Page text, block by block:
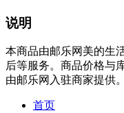
说明
本商品由邮乐网美的生
后等服务。商品价格与
由邮乐网入驻商家提供。
首页